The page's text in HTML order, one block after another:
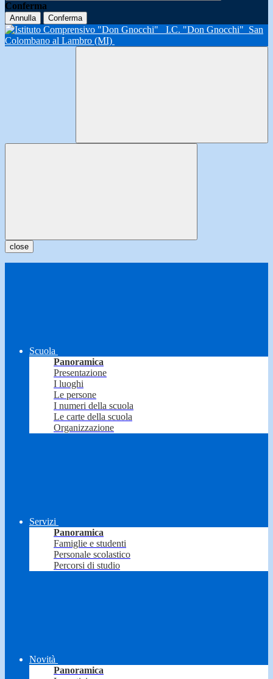
Conferma
Annulla Conferma
I.C. "Don Gnocchi" San
Colombano al Lambro (MI)
close
Scuola
Panoramica
Presentazione
I luoghi
Le persone
I numeri della scuola
Le carte della scuola
Organizzazione
Servizi
Panoramica
Famiglie e studenti
Personale scolastico
Percorsi di studio
Novità
Panoramica